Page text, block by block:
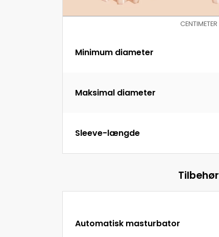
CENTIMETER
Minimum diameter
Maksimal diameter
Sleeve-længde
Tilbehør
Automatisk masturbator